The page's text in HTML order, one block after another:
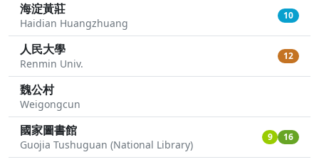
海淀黃莊
Haidian Huangzhuang
10
人民大學
Renmin Univ.
12
魏公村
Weigongcun
國家圖書館
Guojia Tushuguan (National Library)
9 16